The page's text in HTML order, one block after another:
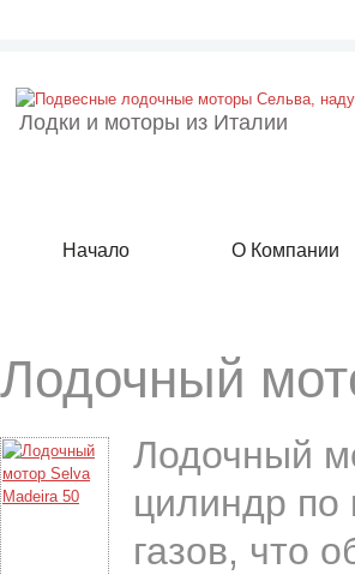
Лодки и моторы из Италии
Начало О Компании
Лодочный
Лодочный
цилиндр по
газов, что